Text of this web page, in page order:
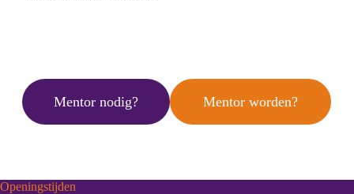
Mentor nodig? Mentor worden?
Openingstijden